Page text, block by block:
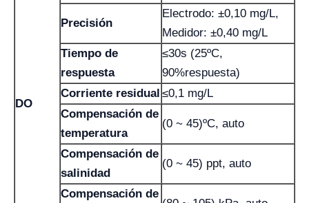
DO
Precisión
Electrodo: ±0,10 mg/L,
Medidor: ±0,40 mg/L
Tiempo de
respuesta
≤30s (25ºC,
90%respuesta)
Corriente residual ≤0,1 mg/L
Compensación de
temperatura
(0 ~ 45)ºC, auto
Compensación de
salinidad
(0 ~ 45) ppt, auto
Compensación de